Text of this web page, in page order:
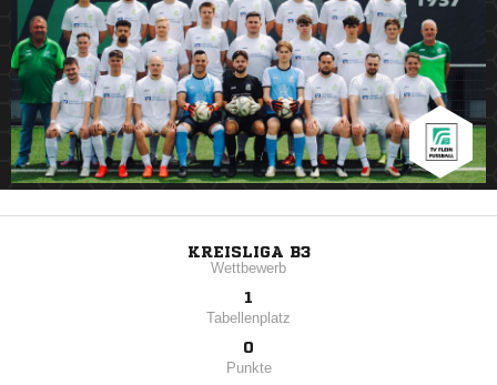
KREISLIGA B3
Wettbewerb
1
Tabellenplatz
0
Punkte